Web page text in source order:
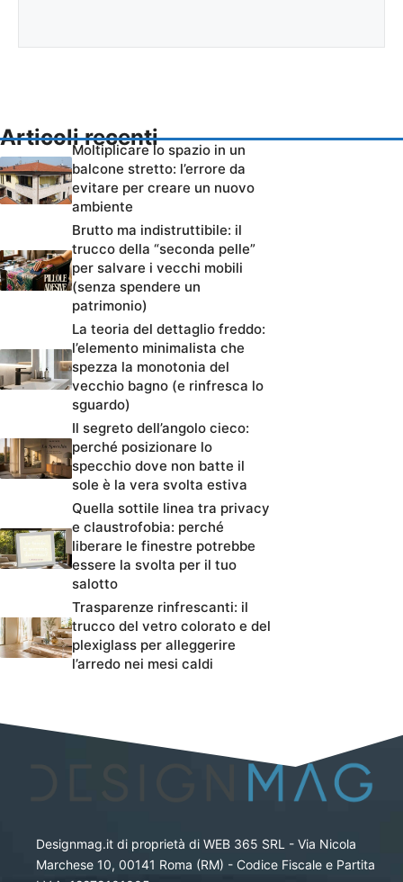
Articoli recenti
Moltiplicare lo spazio in un
balcone stretto: l’errore da
evitare per creare un nuovo
ambiente
Brutto ma indistruttibile: il
trucco della “seconda pelle”
per salvare i vecchi mobili
(senza spendere un
patrimonio)
La teoria del dettaglio freddo:
l’elemento minimalista che
spezza la monotonia del
vecchio bagno (e rinfresca lo
sguardo)
Il segreto dell’angolo cieco:
perché posizionare lo
specchio dove non batte il
sole è la vera svolta estiva
Quella sottile linea tra privacy
e claustrofobia: perché
liberare le finestre potrebbe
essere la svolta per il tuo
salotto
Trasparenze rinfrescanti: il
trucco del vetro colorato e del
plexiglass per alleggerire
l’arredo nei mesi caldi
Designmag.it di proprietà di WEB 365 SRL - Via Nicola
Marchese 10, 00141 Roma (RM) - Codice Fiscale e Partita